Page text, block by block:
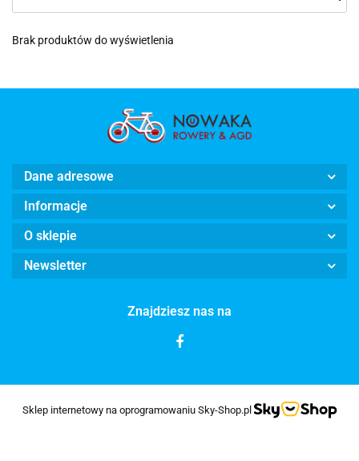
Brak produktów do wyświetlenia
Dane adresowe
Informacje
O sklepie
Newsletter
Znajdziesz nas na
Sklep internetowy na oprogramowaniu Sky-Shop.pl